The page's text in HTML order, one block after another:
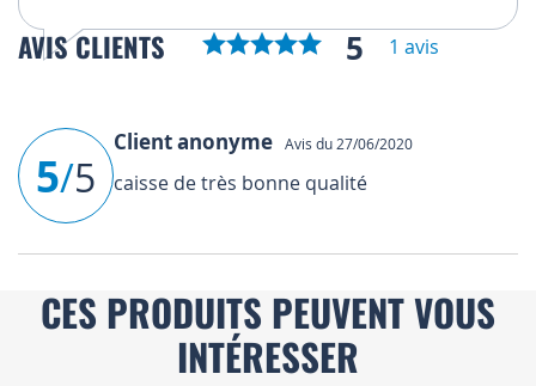
AVIS CLIENTS 5 1 avis
5/5
Client anonyme Avis du 27/06/2020
caisse de très bonne qualité
CES PRODUITS PEUVENT VOUS
INTÉRESSER